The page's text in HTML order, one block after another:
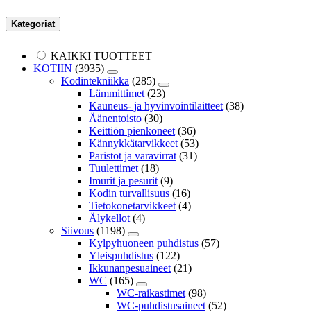
Kategoriat
KAIKKI TUOTTEET
KOTIIN (3935)
Kodintekniikka (285)
Lämmittimet (23)
Kauneus- ja hyvinvointilaitteet (38)
Äänentoisto (30)
Keittiön pienkoneet (36)
Kännykkätarvikkeet (53)
Paristot ja varavirrat (31)
Tuulettimet (18)
Imurit ja pesurit (9)
Kodin turvallisuus (16)
Tietokonetarvikkeet (4)
Älykellot (4)
Siivous (1198)
Kylpyhuoneen puhdistus (57)
Yleispuhdistus (122)
Ikkunanpesuaineet (21)
WC (165)
WC-raikastimet (98)
WC-puhdistusaineet (52)